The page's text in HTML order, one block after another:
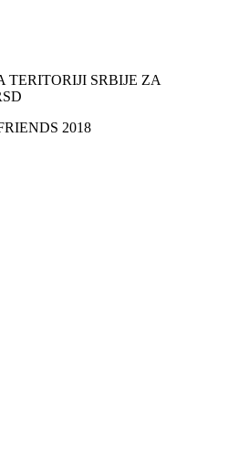
TERITORIJI SRBIJE ZA
2018